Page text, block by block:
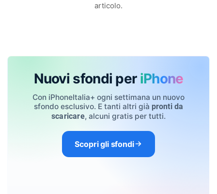
articolo.
Nuovi sfondi per iPhone
Con iPhoneItalia+ ogni settimana un nuovo
sfondo esclusivo. E tanti altri già pronti da
scaricare, alcuni gratis per tutti.
Scopri gli sfondi